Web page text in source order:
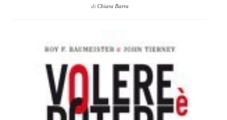
Autori
Generi
di Chiara Barra